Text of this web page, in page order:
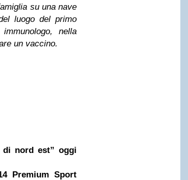
su una nave
luogo del primo
nella
un vaccino.
di nord est” oggi
Premium Sport